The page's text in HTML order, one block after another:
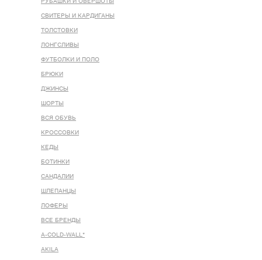
СВИТЕРЫ И КАРДИГАНЫ
ТОЛСТОВКИ
ЛОНГСЛИВЫ
ФУТБОЛКИ И ПОЛО
БРЮКИ
ДЖИНСЫ
ШОРТЫ
ВСЯ ОБУВЬ
КРОССОВКИ
КЕДЫ
БОТИНКИ
САНДАЛИИ
ШЛЕПАНЦЫ
ЛОФЕРЫ
ВСЕ БРЕНДЫ
A-COLD-WALL*
AKILA